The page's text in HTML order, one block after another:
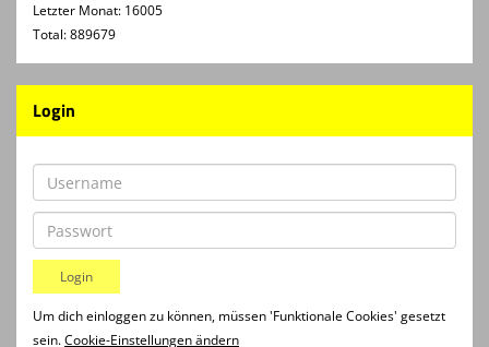
Letzter Monat: 16005
Total: 889679
Login
Um dich einloggen zu können, müssen 'Funktionale Cookies' gesetzt
sein.Cookie-Einstellungen ändern